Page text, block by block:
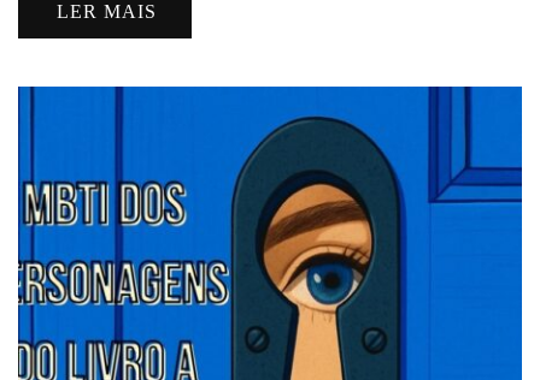
LER MAIS